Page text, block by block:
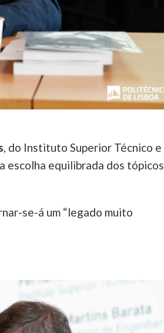
, do Instituto Superior Técnico e
escolha equilibrada dos tópicos
se-á um “legado muito